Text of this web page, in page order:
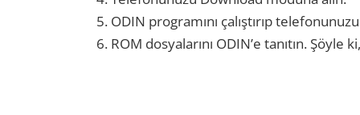
5. ODIN programını çalıştırıp
6. ROM dosyalarını ODIN’e tanıtın. Şöyle